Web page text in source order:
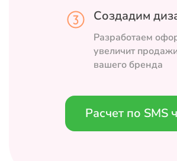
Создадим
Разработаем
увеличит
вашего бренда
Расчет по SMS